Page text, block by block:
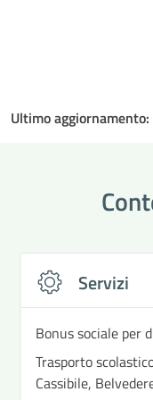
Ultimo aggiornamento:
Servizi
Bonus sociale per
Trasporto
Cassibile,